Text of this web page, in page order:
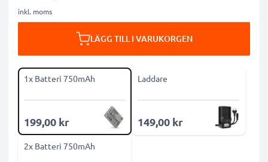
inkl. moms
LÄGG TILL I VARUKORGEN
1x Batteri 750mAh
199,00 kr
Laddare
149,00 kr
2x Batteri 750mAh